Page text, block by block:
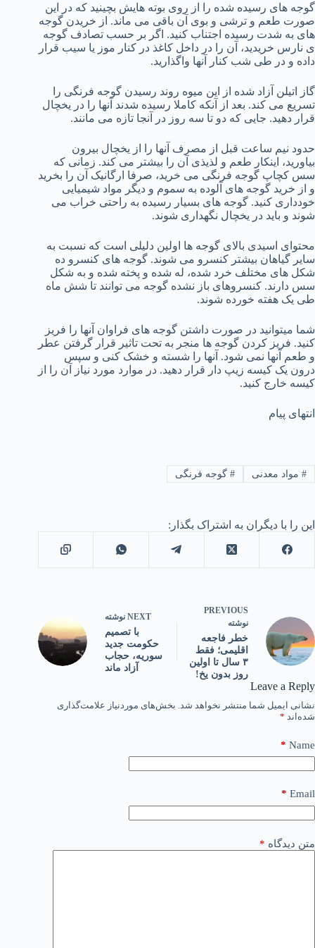
گوجه های رسیده شده را از روی بوته هایش بچینید که در این
صورت طعم و ترشی و بوی آن باقی می ماند. از خریدن گوجه
های به شدت رسیده اجتناب کنید. اگر بر حسب تصادف گوجه
ی نارس خریدید، آن را در داخل کاغذ در کنار موز یا سیب قرار
داده و در طی شب کنار آنها واگذارید.
گاز اتیلن آزاد شده از این میوه روند رسیدن گوجه فرنگی را
تسریع می کند. بعد از آنکه کاملا رسیده شدند آنها را در یخچال
قرار دهید. جایی که دو تا سه روز در آنجا تازه می مانند.
حدود نیم ساعت قبل از مصرف آنها را از یخچال بیرون
بیاورید، اینکار طعم و لذیذی آن را بیشتر می کند. زمانی که
سس کچاپ گوجه فرنگی می خرید، صرفا ارگانیک آن را بخرید
و از خرید گوجه های آلوده به سموم و دیگر مواد شیمیایی
خودداری کنید. گوجه های بسیار رسیده به راحتی خراب می
شوند و باید در یخچال نگهداری شوند.
محتوای اسیدی بالای گوجه ها اولین دلیلی است که نسبت به
سایر گیاهان بیشتر کنسرو می شوند. گوجه های کنسرو ده
شکل های مختلف خرد شده، له شده و پخته شده و به شکل
سس دارند. کنسروهای باز نشده گوجه می توانند تا شش ماه
طی یک هفته خورده شوند.
شما میتوانید در صورت داشتن گوجه های فراوان آنها را فریز
کنید. فریز کردن گوجه ها منجر به تحت تاثیر قرار گرفتن عطر
و طعم آنها نمی شود. آنها را شسته و خشک کنی و سپس
درون یک کیسه زیپ دار قرار دهید. در موارد مورد نیاز آن را از
کیسه خارج کنید.
انتهای پیام
#مواد معدنی #گوجه فرنگی
این را با دیگران به اشتراک بگذار:
PREVIOUS
نوشته
خطر فاجعه
اقلیمی؛ فقط
۳ سال تا اولین
روز بدون یخ!
NEXT نوشته
با تصمیم
حکومت جدید
سوریه، حجاب
آزاد ماند
Leave a Reply
نشانی ایمیل شما منتشر نخواهد شد. بخش‌های موردنیاز علامت‌گذاری
شده‌اند *
Name
*
Email
*
متن دیدگاه *